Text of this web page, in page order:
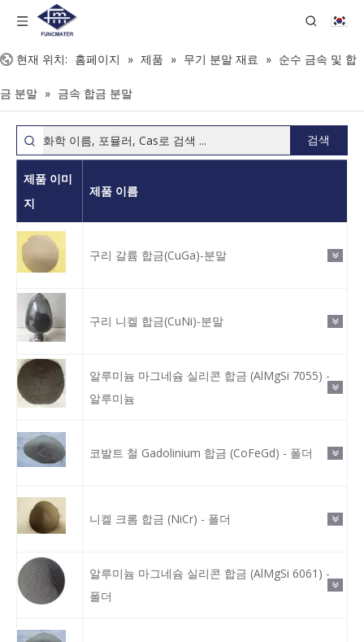
현재 위치: 홈페이지 » 제품 » 무기 분말 재료 » 순수 금속 및 합
금 분말 » 금속 합금 분말
검색
제품 이미
지
제품 이름
구리 갈륨 합금(CuGa)-분말
구리 니켈 합금(CuNi)-분말
알루미늄 마그네슘 실리콘 합금 (AlMgSi 7055) -
알루미늄
코발트 철 Gadolinium 합금 (CoFeGd) - 폴더
니켈 크롬 합금 (NiCr) - 폴더
알루미늄 마그네슘 실리콘 합금 (AlMgSi 6061) -
폴더